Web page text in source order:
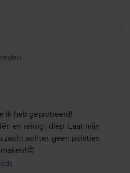
gemaakt 2 weken geleden
ik heb geprobeerd!
en reinigt diep. Laat mijn
zacht achter, geen puistjes